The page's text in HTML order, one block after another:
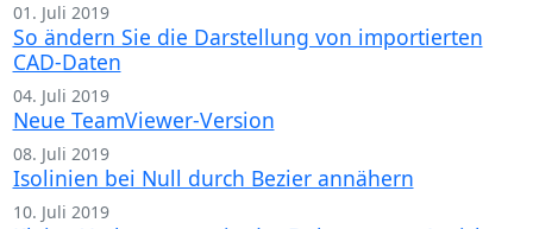
01. Juli 2019
So ändern Sie die Darstellung von importierten
CAD-Daten
04. Juli 2019
Neue TeamViewer-Version
08. Juli 2019
Isolinien bei Null durch Bezier annähern
10. Juli 2019